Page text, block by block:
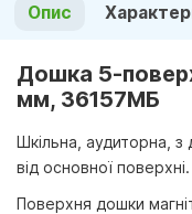
Опис
Дошка 5-
мм, 36157МБ
Шкільна, аудиторна, з
від основної поверхні.
Поверхня дошки